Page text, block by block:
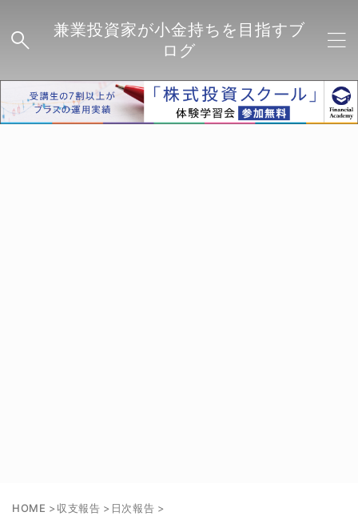
兼業投資家が小金持ちを目指すブ
ログ
HOME >収支報告 > 日次報告 >